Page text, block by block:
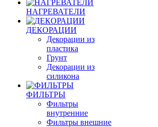
НАГРЕВАТЕЛИ
ДЕКОРАЦИИ
Декорации из
пластика
Грунт
Декорации из
силикона
ФИЛЬТРЫ
Фильтры
внутренние
Фильтры внешние